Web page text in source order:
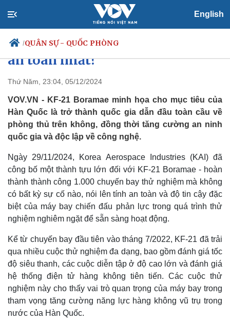
English
/QUÂN SỰ - QUỐC PHÒNG
Chính trị
Đảng
Tổ chức nhân sự
Quốc hội
Nhận diện sự thật
Xã hội
Tin 24h
Dự báo thời tiết
Giáo dục
Dấu ấn VOV
Việc làm
Biển đảo
Máy bay KF-21 Boramae của Hàn
Quốc - chiến đấu cơ thế hệ năm
an toàn nhất?
Thứ Năm, 23:04, 05/12/2024
VOV.VN - KF-21 Boramae minh họa cho mục tiêu của
Hàn Quốc là trở thành quốc gia dẫn đầu toàn cầu về
phòng thủ trên không, đồng thời tăng cường an ninh
quốc gia và độc lập về công nghệ.
Ngày 29/11/2024, Korea Aerospace Industries (KAI) đã
công bố một thành tựu lớn đối với KF-21 Boramae - hoàn
thành thành công 1.000 chuyến bay thử nghiệm mà không
có bất kỳ sự cố nào, nói lên tính an toàn và độ tin cậy đặc
biệt của máy bay chiến đấu phản lực trong quá trình thử
nghiệm nghiêm ngặt để sẵn sàng hoạt động.
Kể từ chuyến bay đầu tiên vào tháng 7/2022, KF-21 đã trải
qua nhiều cuộc thử nghiệm đa dạng, bao gồm đánh giá tốc
độ siêu thanh, các cuộc diễn tập ở độ cao lớn và đánh giá
hệ thống điện tử hàng không tiên tiến. Các cuộc thử
nghiệm này cho thấy vai trò quan trọng của máy bay trong
tham vọng tăng cường năng lực hàng không vũ trụ trong
nước của Hàn Quốc.